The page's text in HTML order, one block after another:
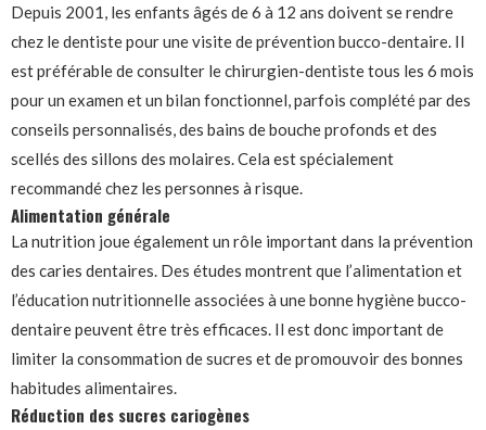
Depuis 2001, les enfants âgés de 6 à 12 ans doivent se rendre
chez le dentiste pour une visite de prévention bucco-dentaire. Il
est préférable de consulter le chirurgien-dentiste tous les 6 mois
pour un examen et un bilan fonctionnel, parfois complété par des
conseils personnalisés, des bains de bouche profonds et des
scellés des sillons des molaires. Cela est spécialement
recommandé chez les personnes à risque.
Alimentation générale
La nutrition joue également un rôle important dans la prévention
des caries dentaires. Des études montrent que l’alimentation et
l’éducation nutritionnelle associées à une bonne hygiène bucco-
dentaire peuvent être très efficaces. Il est donc important de
limiter la consommation de sucres et de promouvoir des bonnes
habitudes alimentaires.
Réduction des sucres cariogènes